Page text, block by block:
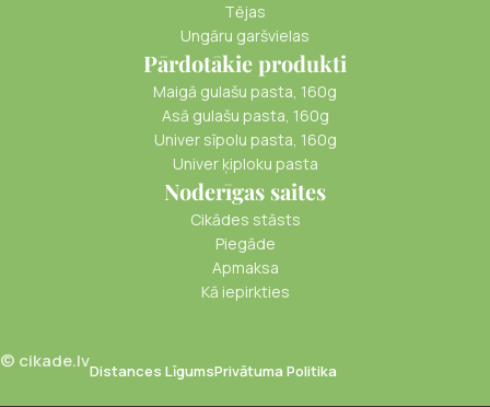
Tējas
Ungāru garšvielas
Pārdotākie produkti
Maigā gulašu pasta, 160g
Asā gulašu pasta, 160g
Univer sīpolu pasta, 160g
Univer ķiploku pasta
Noderīgas saites
Cikādes stāsts
Piegāde
Apmaksa
Kā iepirkties
© cikade.lvDistances LīgumsPrivātuma Politika